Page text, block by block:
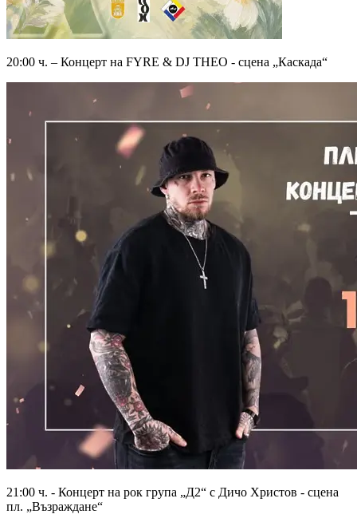
20:00 ч. – Концерт на FYRE & DJ THEO - сцена „Каскада“
21:00 ч. - Концерт на рок група „Д2“ с Дичо Христов - сцена
пл. „Възраждане“